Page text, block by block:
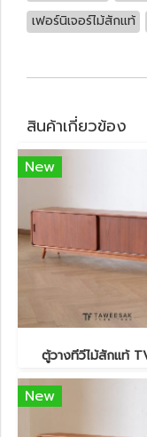
เฟอร์นิเจอร์ไม้สักแท้
สินค้าเกี่ยวข้อง
New
ตู้วางทีวีไม้สักแท้
New